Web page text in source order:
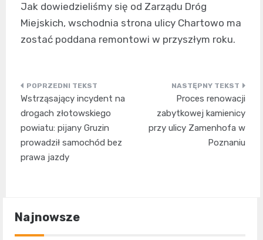
Jak dowiedzieliśmy się od Zarządu Dróg
Miejskich, wschodnia strona ulicy Chartowo ma
zostać poddana remontowi w przyszłym roku.
Nawigacja
wpisu
Wstrząsający incydent na
drogach złotowskiego
powiatu: pijany Gruzin
prowadził samochód bez
prawa jazdy
Proces renowacji
zabytkowej kamienicy
przy ulicy Zamenhofa w
Poznaniu
Najnowsze